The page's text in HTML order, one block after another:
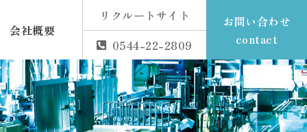
会社概要
リクルートサイト
0544-22-2809
お問い合わせ
contact